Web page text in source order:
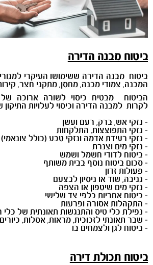
ביטוח מבנה הדירה
ביטוח מבנה הדירה ששימושו העיקרי
המבנה, צמודי מבנה, מחסן, מתקני חצר,
הביטוח מבטיח כיסוי לשורה ארוכה של
לקרות למבנה הדירה וכיסוי לעלויות
- נזקי אש, ברק, רעם ועשן
- נזקי התפוצצות, התלקחות
- נזקי רעידת אדמה ונזקי טבע (כולל צונאמי)
- נזקי מים וצנרת
- ביטוח לדודי חשמל ושמש
- סכום ביטוח נוסף בבית משותף
- פעולות זדון
- גניבה, שוד או ניסיון לבצעם
- נזקי מים שיטפון או הצפה
- ביטוח אחריות כלפי צד שלישי
- התקהלות אסורה ופרעות
- נפילת כלי טיס והתנגשות תאונתית של כלי
- שבר תאונתי לזכוכית, מראות, אסלות,
- ביטוח לגן ולצמחים בו
ביטוח תכולת דירה